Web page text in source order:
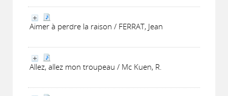
Aimer à perdre la raison / FERRAT, Jean
Allez, allez mon troupeau / Mc Kuen, R.